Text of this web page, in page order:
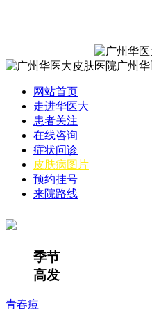
网站首页
走进华医大
患者关注
在线咨询
症状问诊
皮肤病图片
预约挂号
来院路线
季节
高发
青春痘